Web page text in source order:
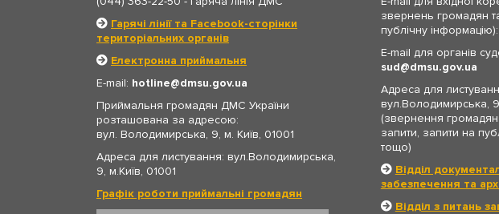
Гарячі лінії та Facebook-сторінки
територіальних органів
Електронна приймальня
E-mail: hotline
dmsu.gov.ua
Приймальня громадян ДМС України
розташована за адресою:
вул. Володимирська, 9, м. Київ, 01001
Адреса для листування: вул.Володимирська,
9, м.Київ, 01001
Графік роботи приймальні громадян
звернень громадян
публічну інформацію):
E-mail для органів
sud
dmsu.gov.ua
Адреса для
вул.Володимирська,
(звернення
запити, запити на
тощо)
Відділ
забезпечення та
Відділ з питань